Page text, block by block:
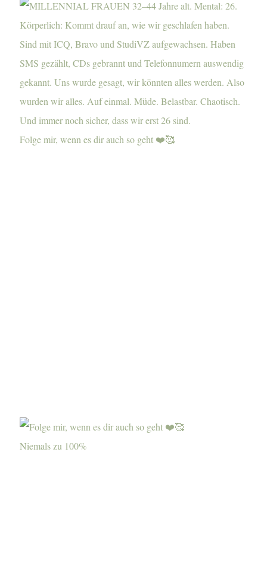
Folge mir, wenn es dir auch so geht ❤️🥰
Niemals zu 100%